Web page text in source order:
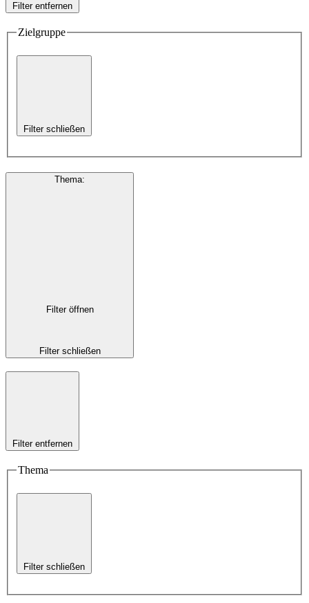
Filter entfernen
Zielgruppe
Filter schließen
Thema:
Filter öffnen
Filter schließen
Filter entfernen
Thema
Filter schließen